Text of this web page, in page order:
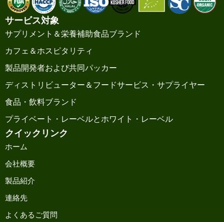
サービス対象
サプリメント＆栄養補助食品ブランド
カフェ＆ホスピタリティ
製品開発者および共同パッカー
ディストリビューター＆フードサービス・サプライヤー
食品・飲料ブランド
プライベート・レーベルとホワイト・レーベル
クイックリンク
ホーム
会社概要
製品紹介
連絡先
よくあるご質問